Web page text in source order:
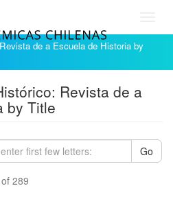
de a Escuela de Historia by
Revista de a
by Title
Go
289